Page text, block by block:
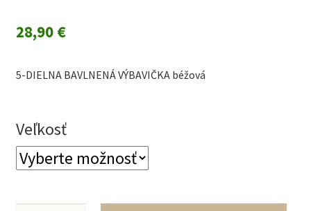
28,90 €
5-DIELNA BAVLNENÁ VÝBAVIČKA béžová
Veľkosť